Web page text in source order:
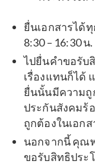
ยื่นเอกสารได้
8:30 – 16:30 น
ไปยื่นคำขอรับ
เรื่องแทนก็ได้
ยื่นนั้นมีความถู
ประกันสังคมร้
ถูกต้องในเอก
นอกจากนี้ คุณ
ขอรับสิทธิประ